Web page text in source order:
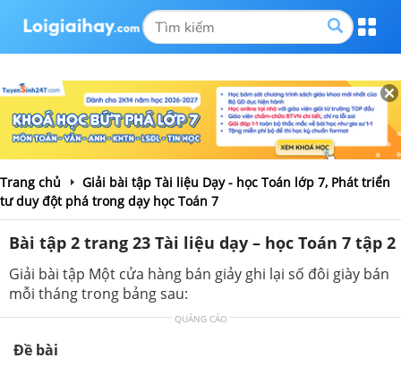
Trang chủ
Giải bài tập Tài liệu Dạy - học Toán lớp 7, Phát triển
tư duy đột phá trong dạy học Toán 7
Bài tập 2 trang 23 Tài liệu dạy – học Toán 7 tập 2
Giải bài tập Một cửa hàng bán giảy ghi lại số đôi giày bán
mỗi tháng trong bảng sau:
QUẢNG CÁO
Đề bài